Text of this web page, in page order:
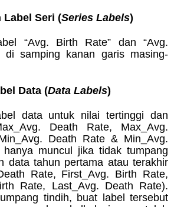
Label Seri (Series Labels)
“Avg. Birth Rate” dan “Avg.
di samping kanan garis masing-
Data (Data Labels)
data untuk nilai tertinggi dan
Death Rate, Max_Avg.
Death Rate & Min_Avg.
hanya muncul jika tidak tumpang
data tahun pertama atau terakhir
Rate, First_Avg. Birth Rate,
Rate, Last_Avg. Death Rate).
tindih, buat label tersebut